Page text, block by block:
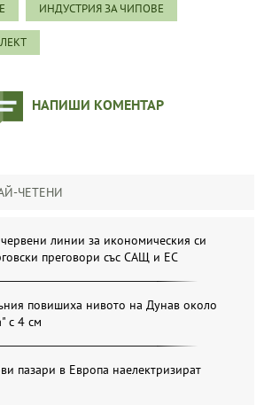
ИНДУСТРИЯ ЗА ЧИПОВЕ
НАПИШИ КОМЕНТАР
ЧЕТЕНИ
линии за икономическия си
преговори със САЩ и ЕС
повишиха нивото на Дунав около
с 4 см
пазари в Европа наелектризират